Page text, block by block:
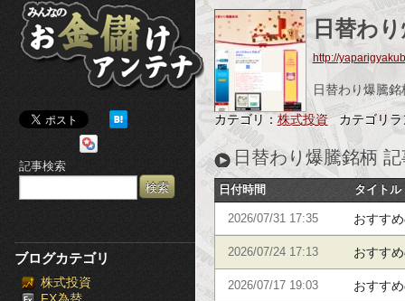
み
ん
な
の
お
金
儲
け
ア
記事検索
ブログカテゴリ
株式投資
日替わ
http://
日替わり爆騰銘
カテゴリ： 株式投資 カテゴリ
日替わり爆騰銘柄
日付時間 タイトル
2026/07/31 17:35 おすす
2026/07/24 17:13 おすす
2026/07/17 19:03 おすす